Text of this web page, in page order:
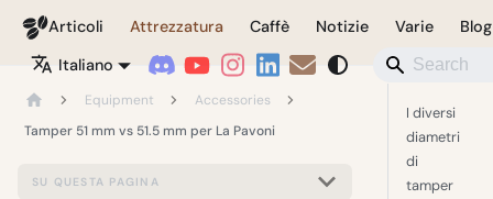
Coffeegeek
Articoli Attrezzatura Caffè Notizie Varie
Blog
Italiano
Equipment
Accessories
Tamper 51 mm vs 51.5 mm per La Pavoni
SU QUESTA PAGINA
I diversi
diametri
di
tamper